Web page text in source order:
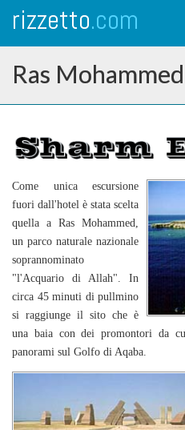
rizzetto.com
Ras Mohammed
Come unica escursione
fuori dall'hotel è stata scelta
quella a Ras Mohammed,
un parco naturale nazionale
soprannominato
"l'Acquario di Allah". In
circa 45 minuti di pullmino
si raggiunge il sito che è
una baia con dei promontori da
panorami sul Golfo di Aqaba.